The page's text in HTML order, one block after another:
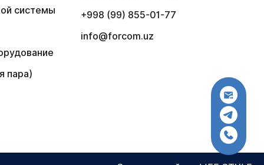
системы
пара)
+998 (99) 855-01-77
info@forcom.uz